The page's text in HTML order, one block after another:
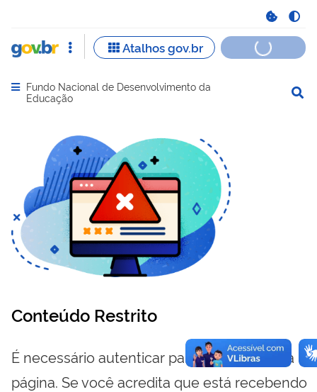
Abrir menu principal de navegação
Fundo Nacional de Desenvolvimento da
Educação
Conteúdo Restrito
É necessário autenticar para visualizar essa
página. Se você acredita que está recebendo